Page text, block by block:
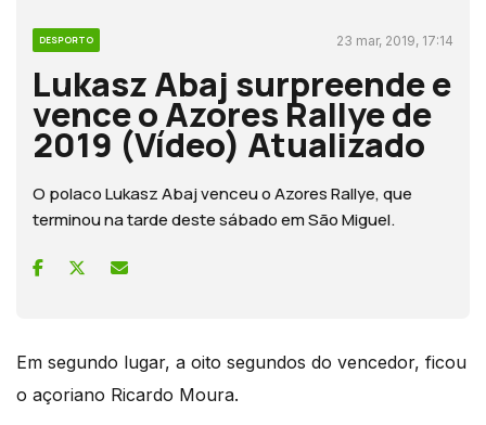
DESPORTO 23 mar, 2019, 17:14
Lukasz Abaj surpreende e
vence o Azores Rallye de
2019 (Vídeo) Atualizado
O polaco Lukasz Abaj venceu o Azores Rallye, que
terminou na tarde deste sábado em São Miguel.
Em segundo lugar, a oito segundos do vencedor, ficou
o açoriano Ricardo Moura.